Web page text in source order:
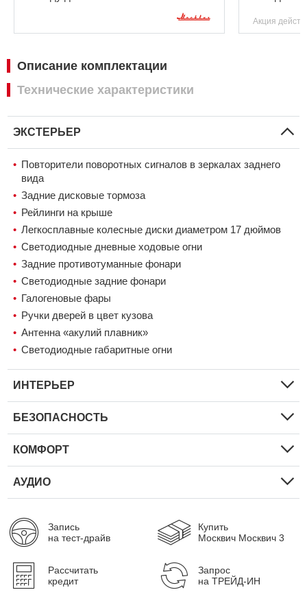
Акция
Описание комплектации
Технические характеристики
ЭКСТЕРЬЕР
Повторители поворотных сигналов в зеркалах заднего
вида
Задние дисковые тормоза
Рейлинги на крыше
Легкосплавные колесные диски диаметром 17 дюймов
Светодиодные дневные ходовые огни
Задниe противотуманные фонари
Светодиодные задние фонари
Галогеновые фары
Ручки дверей в цвет кузова
Антенна «акулий плавник»
Светодиодные габаритные огни
ИНТЕРЬЕР
БЕЗОПАСНОСТЬ
КОМФОРТ
АУДИО
Запись
на тест-драйв
Купить
Москвич Москвич 3
Рассчитать
кредит
Запрос
на ТРЕЙД-ИН